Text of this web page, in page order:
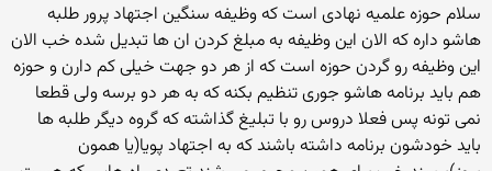
سلام حوزه علمیه نهادی است که وظیفه سنگین اجتهاد پرور طلبه
هاشو داره که الان این وظیفه به مبلغ کردن ان ها تبدیل شده خب الان
این وظیفه رو گردن حوزه است که از هر دو جهت خیلی کم دارن و حوزه
هم باید برنامه هاشو جوری تنظیم بکنه که به هر دو برسه ولی قطعا
نمی تونه پس فعلا دروس رو با تبلیغ گذاشته که گروه دیگر طلبه ها
باید خودشون برنامه داشته باشند که به اجتهاد پویا(یا همون